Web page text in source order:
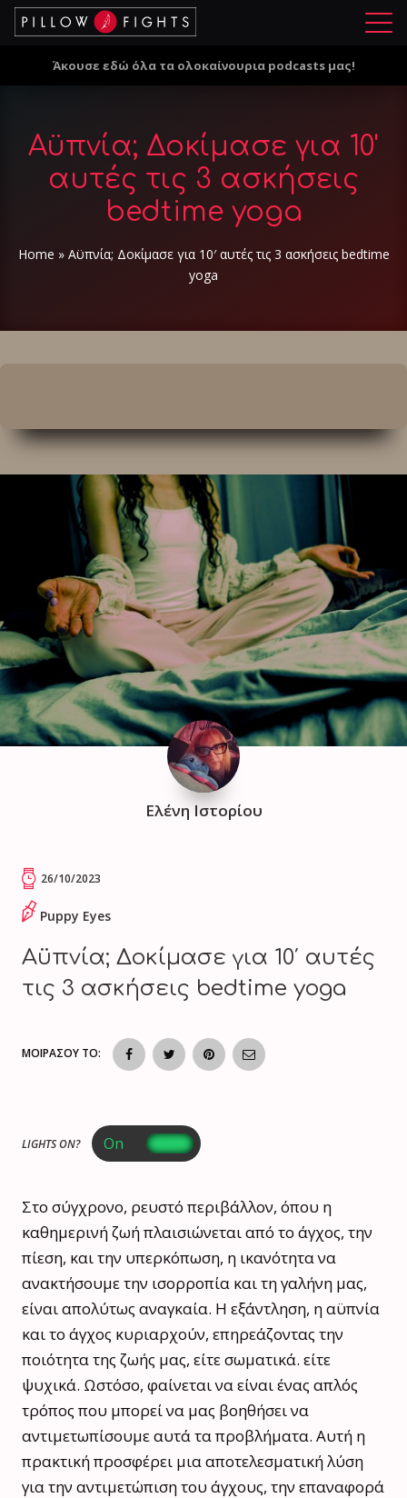
Μ
ο
Άκουσε εδώ όλα τα ολοκαίνουρια podcasts μας!
Αϋπνία; Δοκίμασε για 10'
αυτές τις 3 ασκήσεις
bedtime yoga
Home » Αϋπνία; Δοκίμασε για 10′ αυτές τις 3 ασκήσεις bedtime
yoga
Ελένη Ιστορίου
26/10/2023
Puppy Eyes
Αϋπνία; Δοκίμασε για 10′ αυτές
τις 3 ασκήσεις bedtime yoga
ΜΟΙΡΑΣΟΥ ΤΟ:
LIGHTS ON?
Στο σύγχρονο, ρευστό περιβάλλον, όπου η
καθημερινή ζωή πλαισιώνεται από το άγχος, την
πίεση, και την υπερκόπωση, η ικανότητα να
ανακτήσουμε την ισορροπία και τη γαλήνη μας,
είναι απολύτως αναγκαία. Η εξάντληση, η αϋπνία
και το άγχος κυριαρχούν, επηρεάζοντας την
ποιότητα της ζωής μας, είτε σωματικά. είτε
ψυχικά. Ωστόσο, φαίνεται να είναι ένας απλός
τρόπος που μπορεί να μας βοηθήσει να
αντιμετωπίσουμε αυτά τα προβλήματα. Αυτή η
πρακτική προσφέρει μια αποτελεσματική λύση
για την αντιμετώπιση του άγχους, την επαναφορά